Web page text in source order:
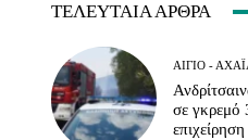
ΤΕΛΕΥΤΑΊΑ ΆΡΘΡΑ
ΑΊΓΙΟ -
σε γκρεμό